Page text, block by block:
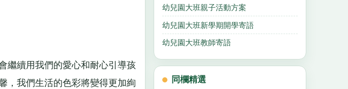
續用我們的愛心和耐心引導孩
，我們生活的色彩將變得更加絢
幼兒園大班親子活動方案
幼兒園大班新學期開學寄語
幼兒園大班教師寄語
同欄精選